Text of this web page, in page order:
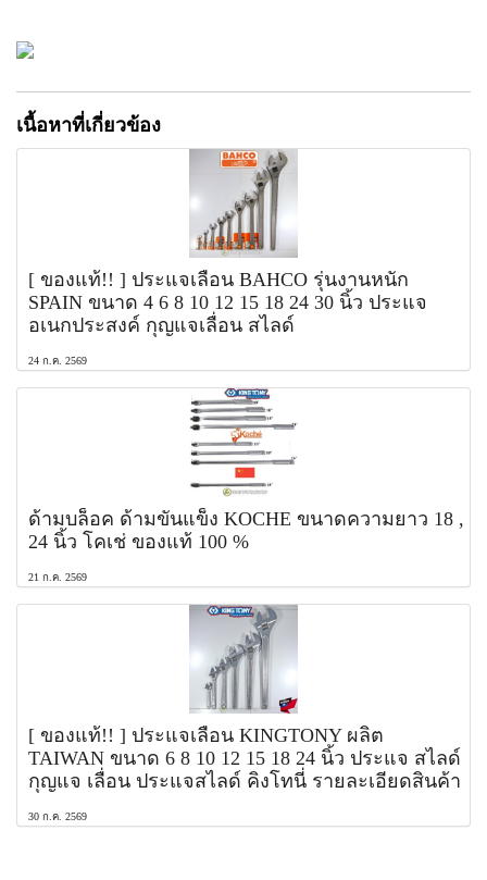
เนื้อหาที่เกี่ยวข้อง
[ ของแท้!! ] ประแจเลื่อน BAHCO รุ่นงานหนัก
SPAIN ขนาด 4 6 8 10 12 15 18 24 30 นิ้ว ประแจ
อเนกประสงค์ กุญแจเลื่อน สไลด์
24 ก.ค. 2569
ด้ามบล็อค ด้ามขันแข็ง KOCHE ขนาดความยาว 18 ,
24 นิ้ว โคเช่ ของแท้ 100 %
21 ก.ค. 2569
[ ของแท้!! ] ประแจเลื่อน KINGTONY ผลิต
TAIWAN ขนาด 6 8 10 12 15 18 24 นิ้ว ประแจ สไลด์
กุญแจ เลื่อน ประแจสไลด์ คิงโทนี่ รายละเอียดสินค้า
30 ก.ค. 2569